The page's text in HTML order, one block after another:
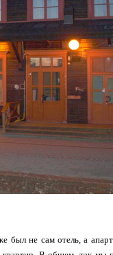
был не сам отель, а